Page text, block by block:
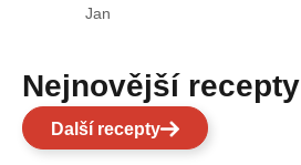
Jan
Nejnovější recepty
Další recepty